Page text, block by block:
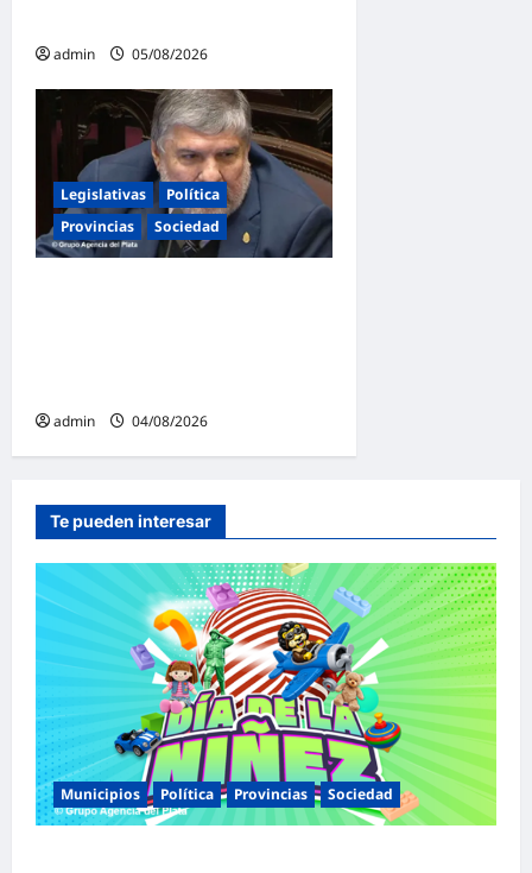
admin 05/08/2026
Legislativas
Política
Provincias
Sociedad
admin 04/08/2026
Te pueden interesar
Municipios Política Provincias Sociedad